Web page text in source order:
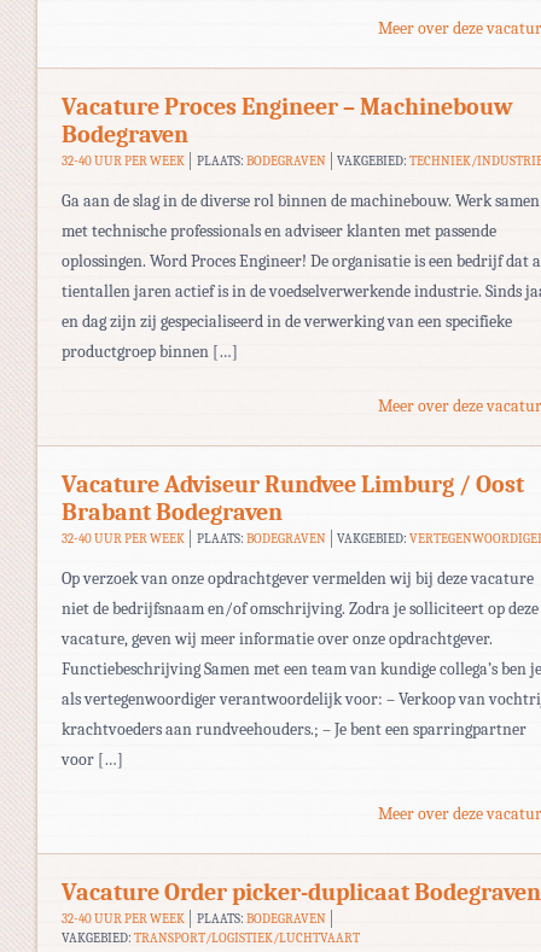
Meer over deze
Vacature Proces Engineer – Machinebouw
Bodegraven
32-40 UUR PER WEEK PLAATS: BODEGRAVEN VAKGEBIED:TECHNIEK/
Ga aan de slag in de diverse rol binnen de machinebouw. Werk samen
met technische professionals en adviseer klanten met passende
oplossingen. Word Proces Engineer! De organisatie is een bedrijf dat
tientallen jaren actief is in de voedselverwerkende industrie. Sinds
en dag zijn zij gespecialiseerd in de verwerking van een specifieke
productgroep binnen […]
Meer over deze
Vacature Adviseur Rundvee Limburg / Oost
Brabant Bodegraven
32-40 UUR PER WEEK PLAATS: BODEGRAVEN VAKGEBIED:
Op verzoek van onze opdrachtgever vermelden wij bij deze vacature
niet de bedrijfsnaam en/of omschrijving. Zodra je solliciteert op deze
vacature, geven wij meer informatie over onze opdrachtgever.
Functiebeschrijving Samen met een team van kundige collega’s ben je
als vertegenwoordiger verantwoordelijk voor: – Verkoop van
krachtvoeders aan rundveehouders.; – Je bent een sparringpartner
voor […]
Meer over deze
Vacature Order picker-duplicaat Bodegraven
32-40 UUR PER WEEK PLAATS: BODEGRAVEN
VAKGEBIED: TRANSPORT/LOGISTIEK/LUCHTVAART